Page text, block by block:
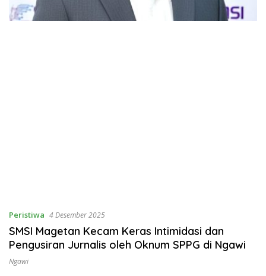
Peristiwa 4 Desember 2025
SMSI Magetan Kecam Keras Intimidasi dan
Pengusiran Jurnalis oleh Oknum SPPG di Ngawi
Ngawi